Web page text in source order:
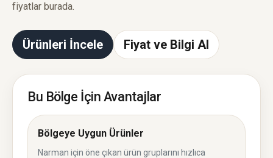
fiyatlar burada.
Ürünleri İncele Fiyat ve Bilgi Al
Bu Bölge İçin Avantajlar
Bölgeye Uygun Ürünler
Narman için öne çıkan ürün gruplarını hızlıca